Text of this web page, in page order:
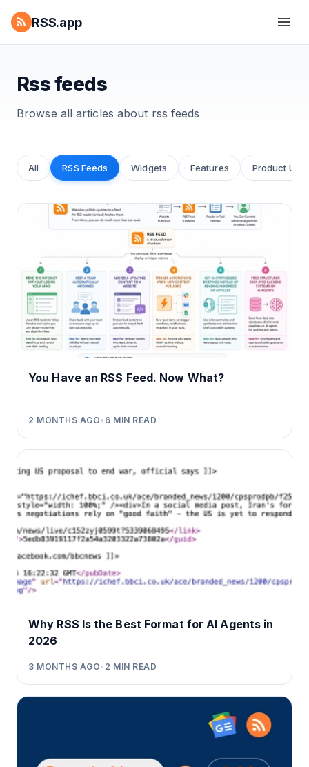
RSS.app
Rss feeds
Browse all articles about rss feeds
All RSS Feeds Widgets Features Product
You Have an RSS Feed. Now What?
2 MONTHS AGO• 6 MIN READ
Why RSS Is the Best Format for AI Agents in
2026
3 MONTHS AGO• 2 MIN READ